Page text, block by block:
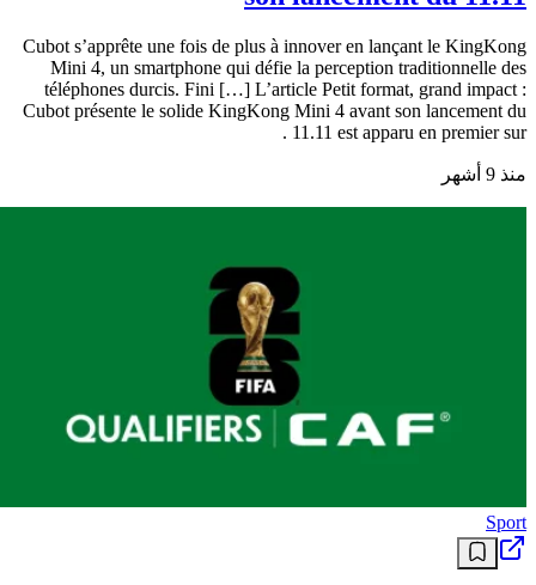
Cubot s’apprête une fois de plus à innover en lançant le KingKong
Mini 4, un smartphone qui défie la perception traditionnelle des
téléphones durcis. Fini […] L’article Petit format, grand impact :
Cubot présente le solide KingKong Mini 4 avant son lancement du
11.11 est apparu en premier sur .
منذ 9 أشهر
Sport